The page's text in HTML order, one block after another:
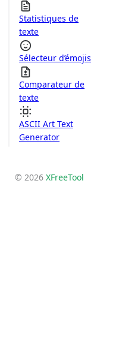
Statistiques de
texte
Sélecteur d’émojis
Comparateur de
texte
ASCII Art Text
Generator
© 2026 XFreeTool